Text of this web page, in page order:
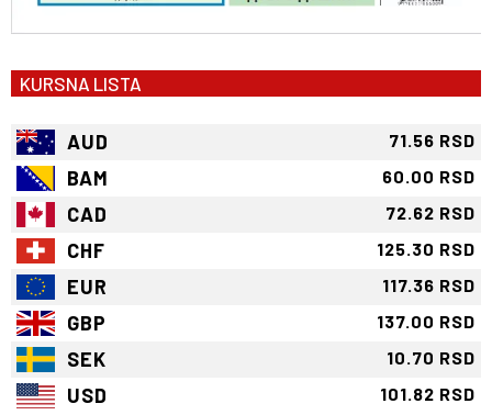
KURSNA LISTA
AUD 71.56 RSD
BAM 60.00 RSD
CAD 72.62 RSD
CHF 125.30 RSD
EUR 117.36 RSD
GBP 137.00 RSD
SEK 10.70 RSD
USD 101.82 RSD